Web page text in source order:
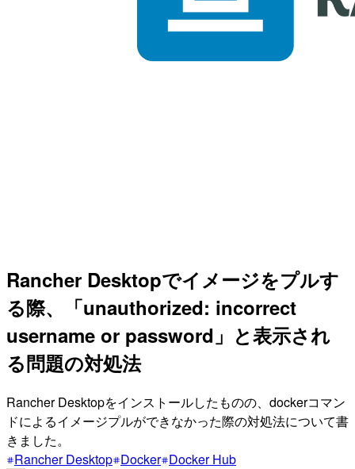
Rancher Desktopでイメージをプルす
る際、「unauthorized: incorrect
username or password」と表示され
る問題の対処法
Rancher Desktopをインストールしたものの、dockerコマン
ドによるイメージプルができなかった際の対処法について書
きました。
Rancher Desktop Docker Docker Hub